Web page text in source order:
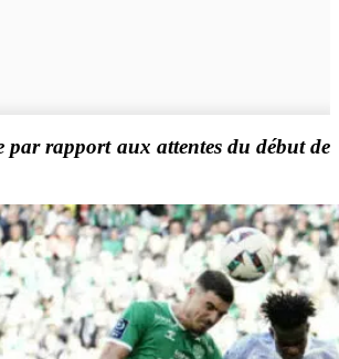
par rapport aux attentes du début de